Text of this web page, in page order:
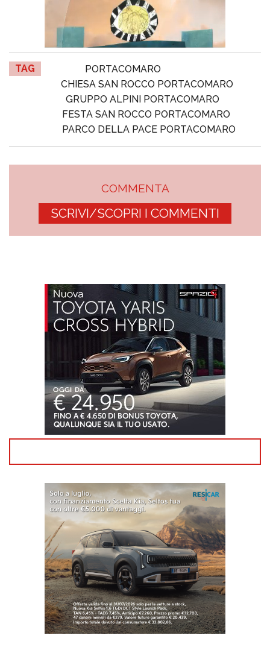
TAG
PORTACOMARO
CHIESA SAN ROCCO PORTACOMARO
GRUPPO ALPINI PORTACOMARO
FESTA SAN ROCCO PORTACOMARO
PARCO DELLA PACE PORTACOMARO
COMMENTA
SCRIVI/SCOPRI I COMMENTI